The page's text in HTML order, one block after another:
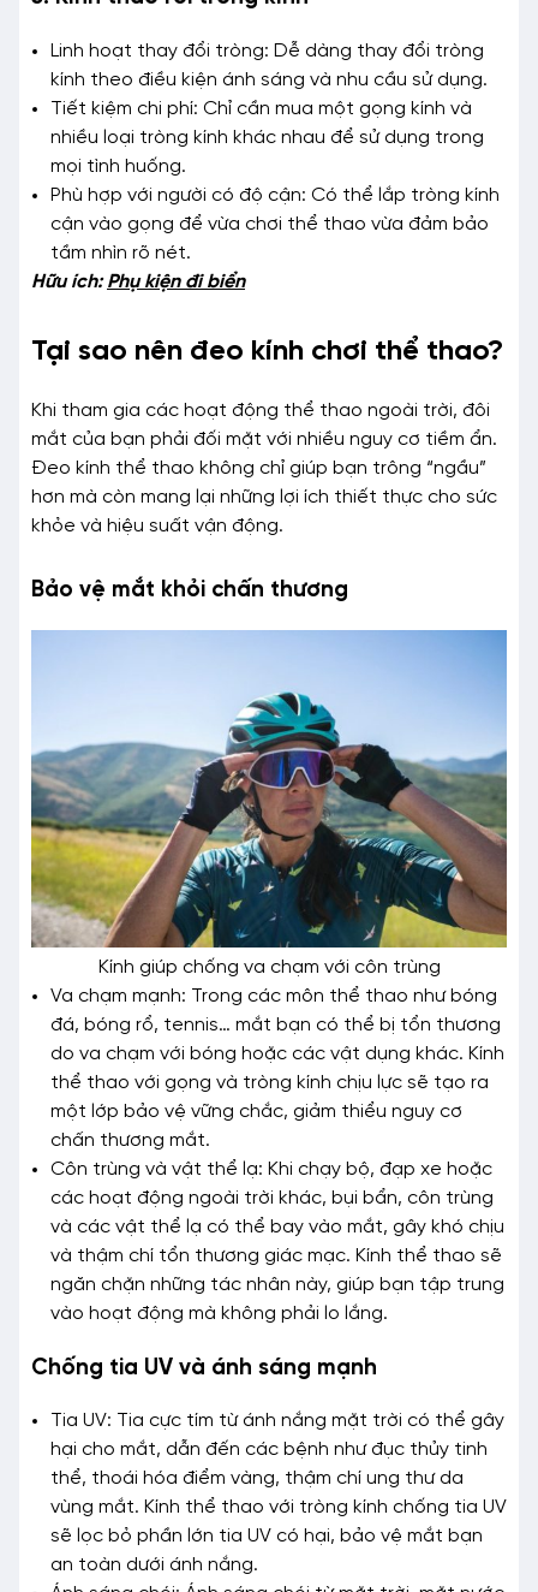
Linh hoạt thay đổi tròng: Dễ dàng thay đổi tròng
kính theo điều kiện ánh sáng và nhu cầu sử dụng.
Tiết kiệm chi phí: Chỉ cần mua một gọng kính và
nhiều loại tròng kính khác nhau để sử dụng trong
mọi tình huống.
Phù hợp với người có độ cận: Có thể lắp tròng kính
cận vào gọng để vừa chơi thể thao vừa đảm bảo
tầm nhìn rõ nét.
Hữu ích:Phụ kiện đi biển
Tại sao nên đeo kính chơi thể thao?
Khi tham gia các hoạt động thể thao ngoài trời, đôi
mắt của bạn phải đối mặt với nhiều nguy cơ tiềm ẩn.
Đeo kính thể thao không chỉ giúp bạn trông “ngầu”
hơn mà còn mang lại những lợi ích thiết thực cho sức
khỏe và hiệu suất vận động.
Bảo vệ mắt khỏi chấn thương
Kính giúp chống va chạm với côn trùng
Va chạm mạnh: Trong các môn thể thao như bóng
đá, bóng rổ, tennis… mắt bạn có thể bị tổn thương
do va chạm với bóng hoặc các vật dụng khác. Kính
thể thao với gọng và tròng kính chịu lực sẽ tạo ra
một lớp bảo vệ vững chắc, giảm thiểu nguy cơ
chấn thương mắt.
Côn trùng và vật thể lạ: Khi chạy bộ, đạp xe hoặc
các hoạt động ngoài trời khác, bụi bẩn, côn trùng
và các vật thể lạ có thể bay vào mắt, gây khó chịu
và thậm chí tổn thương giác mạc. Kính thể thao sẽ
ngăn chặn những tác nhân này, giúp bạn tập trung
vào hoạt động mà không phải lo lắng.
Chống tia UV và ánh sáng mạnh
Tia UV: Tia cực tím từ ánh nắng mặt trời có thể gây
hại cho mắt, dẫn đến các bệnh như đục thủy tinh
thể, thoái hóa điểm vàng, thậm chí ung thư da
vùng mắt. Kính thể thao với tròng kính chống tia UV
sẽ lọc bỏ phần lớn tia UV có hại, bảo vệ mắt bạn
an toàn dưới ánh nắng.